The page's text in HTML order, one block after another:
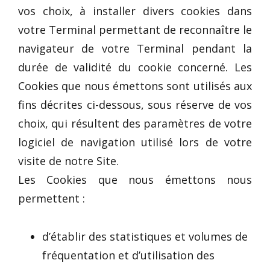
vos choix, à installer divers cookies dans
votre Terminal permettant de reconnaître le
navigateur de votre Terminal pendant la
durée de validité du cookie concerné. Les
Cookies que nous émettons sont utilisés aux
fins décrites ci-dessous, sous réserve de vos
choix, qui résultent des paramètres de votre
logiciel de navigation utilisé lors de votre
visite de notre Site.
Les Cookies que nous émettons nous
permettent :
d’établir des statistiques et volumes de
fréquentation et d’utilisation des